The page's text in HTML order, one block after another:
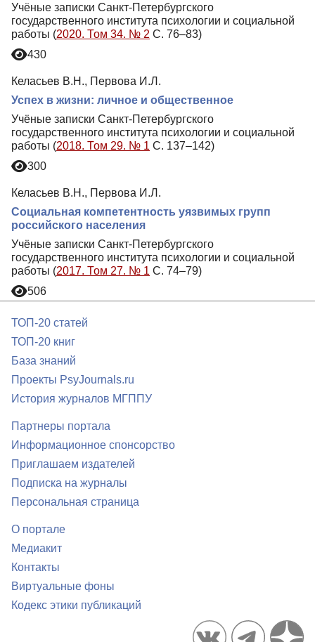
Учёные записки Санкт-Петербургского
государственного института психологии и социальной
работы (2020. Том 34. № 2 С. 76–83)
430
Келасьев В.Н., Первова И.Л.
Успех в жизни: личное и общественное
Учёные записки Санкт-Петербургского
государственного института психологии и социальной
работы (2018. Том 29. № 1 С. 137–142)
300
Келасьев В.Н., Первова И.Л.
Социальная компетентность уязвимых групп
российского населения
Учёные записки Санкт-Петербургского
государственного института психологии и социальной
работы (2017. Том 27. № 1 С. 74–79)
506
ТОП-20 статей
ТОП-20 книг
База знаний
Проекты PsyJournals.ru
История журналов МГППУ
Партнеры портала
Информационное спонсорство
Приглашаем издателей
Подписка на журналы
Персональная страница
О портале
Медиакит
Контакты
Виртуальные фоны
Кодекс этики публикаций